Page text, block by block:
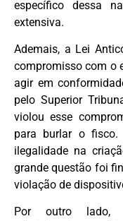
específico dessa
extensiva.
Ademais, a Lei
compromisso com o
agir em
pelo Superior
violou esse
para burlar o
ilegalidade na
grande questão foi
violação de
Por outro lado,